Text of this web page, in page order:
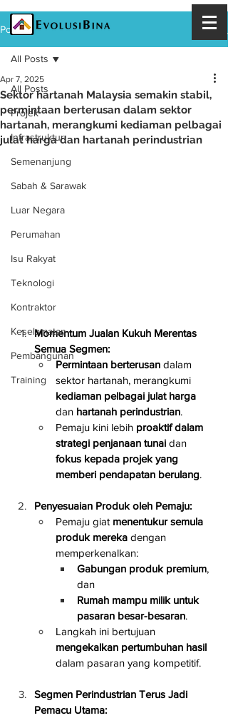
Post
All Posts
Projek
Infrastruktur
Semenanjung
Sabah & Sarawak
Luar Negara
Perumahan
Isu Rakyat
Teknologi
Kontraktor
Keselamatan
Pembangunan
Training
All Posts
Sektor hartanah Malaysia semakin stabil,
permintaan berterusan dalam sektor
hartanah, merangkumi kediaman pelbagai
julat harga dan hartanah perindustrian
Apr 7, 2025
Momentum Jualan Kukuh Merentas
Semua Segmen:
Permintaan berterusan dalam
sektor hartanah, merangkumi
kediaman pelbagai julat harga
dan hartanah perindustrian.
Pemaju kini lebih proaktif dalam
strategi penjanaan tunai dan
fokus kepada projek yang
memberi pendapatan berulang.
Penyesuaian Produk oleh Pemaju:
Pemaju giat menentukur semula
produk mereka dengan
memperkenalkan:
Gabungan produk premium,
dan
Rumah mampu milik untuk
pasaran besar-besaran.
Langkah ini bertujuan
mengekalkan pertumbuhan hasil
dalam pasaran yang kompetitif.
Segmen Perindustrian Terus Jadi
Pemacu Utama: